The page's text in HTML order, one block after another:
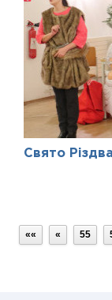
Свято
«« « 55